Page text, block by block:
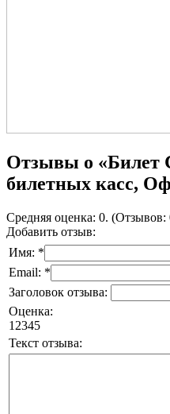
Отзывы о «Билет
билетных касс,
Средняя оценка: 0. (Отзывов:
Добавить отзыв:
Имя: *
Email: *
Заголовок отзыва:
Оценка:
1 2345
Текст отзыва: